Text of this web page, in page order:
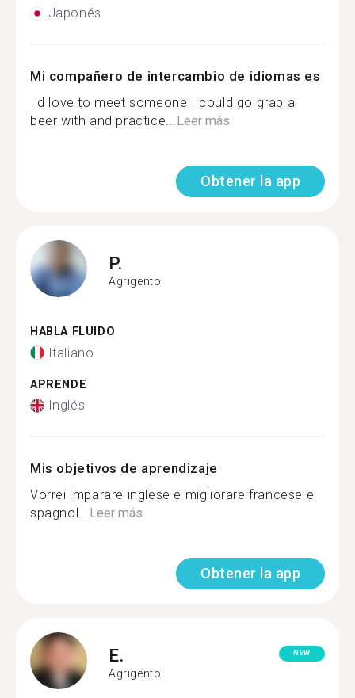
Japonés
Mi compañero de intercambio de idiomas es
I'd love to meet someone I could go grab a
beer with and practice...Leer más
Obtener la app
P.
Agrigento
HABLA FLUIDO
Italiano
APRENDE
Inglés
Mis objetivos de aprendizaje
Vorrei imparare inglese e migliorare francese e
spagnol...Leer más
Obtener la app
E.
Agrigento
NEW